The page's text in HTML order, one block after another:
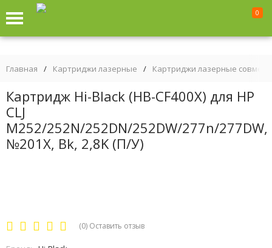
0
Главная / Картриджи лазерные / Картриджи лазерные
Картридж Hi-Black (HB-CF400X) для HP
CLJ
M252/252N/252DN/252DW/277n/277DW,
№201X, Bk, 2,8K (П/У)
(0) Оставить отзыв